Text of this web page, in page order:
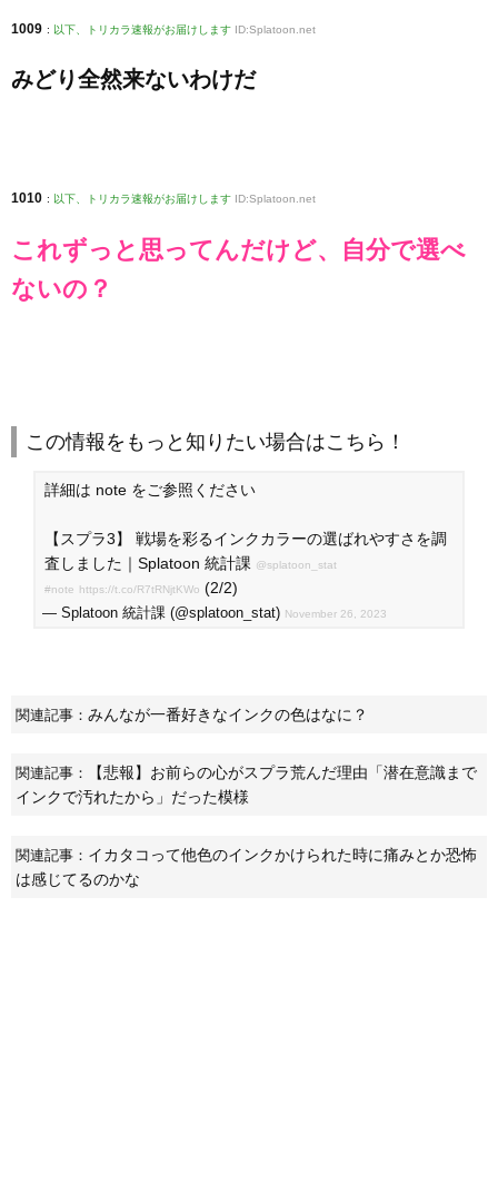
1009 : 以下、トリカラ速報がお届けします ID:Splatoon.net
みどり全然来ないわけだ
1010 : 以下、トリカラ速報がお届けします ID:Splatoon.net
これずっと思ってんだけど、自分で選べ
ないの？
この情報をもっと知りたい場合はこちら！
詳細は note をご参照ください
【スプラ3】 戦場を彩るインクカラーの選ばれやすさを調
査しました｜Splatoon 統計課 @splatoon_stat
#note https://t.co/R7tRNjtKWo (2/2)
— Splatoon 統計課 (@splatoon_stat) November 26, 2023
関連記事： みんなが一番好きなインクの色はなに？
関連記事：
【悲報】お前らの心がスプラ荒んだ理由「潜在意識まで
インクで汚れたから」だった模様
関連記事： イカタコって他色のインクかけられた時に痛みとか恐怖
は感じてるのかな